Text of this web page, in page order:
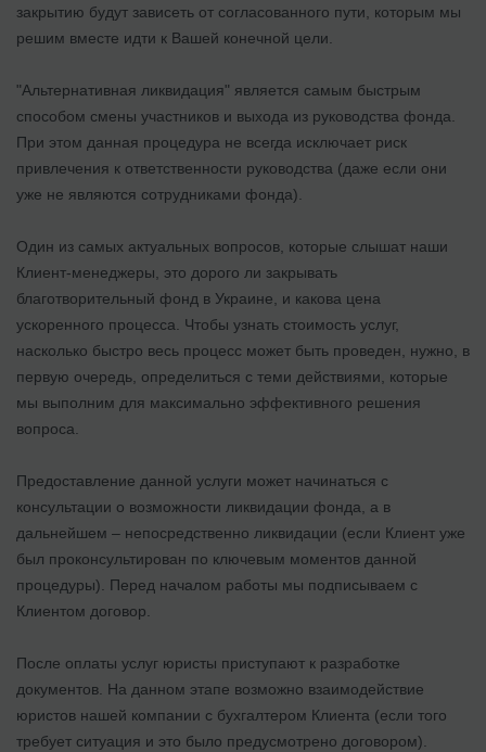
закрытию будут зависеть от согласованного пути, которым мы
решим вместе идти к Вашей конечной цели.
"Альтернативная ликвидация" является самым быстрым
способом смены участников и выхода из руководства фонда.
При этом данная процедура не всегда исключает риск
привлечения к ответственности руководства (даже если они
уже не являются сотрудниками фонда).
Один из самых актуальных вопросов, которые слышат наши
Клиент-менеджеры, это дорого ли закрывать
благотворительный фонд в Украине, и какова цена
ускоренного процесса. Чтобы узнать стоимость услуг,
насколько быстро весь процесс может быть проведен, нужно, в
первую очередь, определиться с теми действиями, которые
мы выполним для максимально эффективного решения
вопроса.
Предоставление данной услуги может начинаться с
консультации о возможности ликвидации фонда, а в
дальнейшем – непосредственно ликвидации (если Клиент уже
был проконсультирован по ключевым моментов данной
процедуры). Перед началом работы мы подписываем с
Клиентом договор.
После оплаты услуг юристы приступают к разработке
документов. На данном этапе возможно взаимодействие
юристов нашей компании с бухгалтером Клиента (если того
требует ситуация и это было предусмотрено договором).